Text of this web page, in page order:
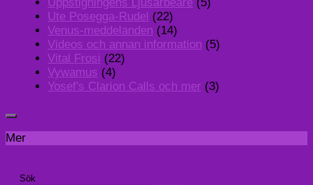
Uppstigningens Ljusarbeare (5)
Ute Posegga-Rudel (22)
Venus-meddelanden (14)
Videos och annan information (5)
Vital Frosi (22)
Vywamus (4)
Yosef's Clarion Calls och mer (3)
Mer
Sök